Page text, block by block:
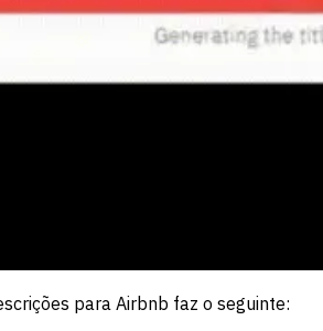
para Airbnb faz o seguinte: